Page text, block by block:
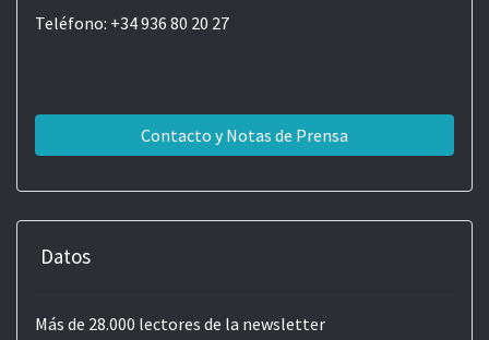
Teléfono: +34 936 80 20 27
Contacto y Notas de Prensa
Datos
Más de 28.000 lectores de la newsletter